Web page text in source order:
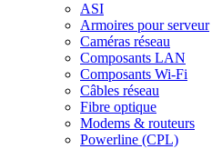
ASI
Armoires pour serveur
Caméras réseau
Composants LAN
Composants Wi-Fi
Câbles réseau
Fibre optique
Modems & routeurs
Powerline (CPL)